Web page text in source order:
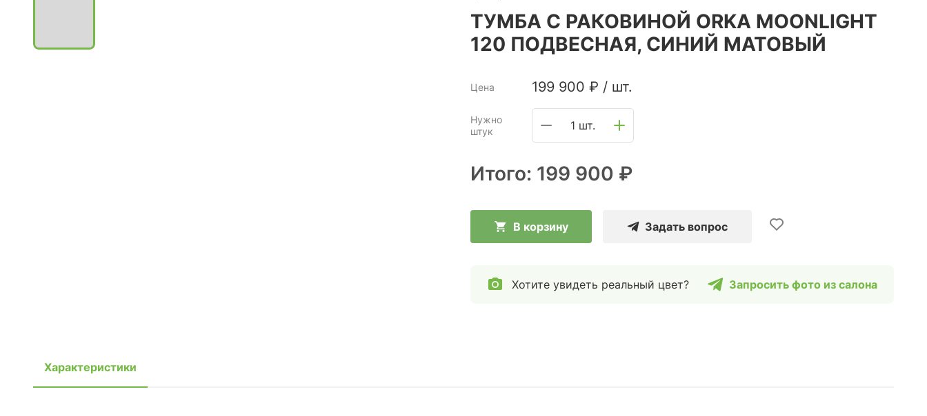
ТУМБА С РАКОВИНОЙ ORKA MOONLIGHT
120 ПОДВЕСНАЯ, СИНИЙ МАТОВЫЙ
Цена 199 900 ₽ / шт.
Нужно
штук
1 шт.
Итого: 199 900 ₽
В корзину Задать вопрос
Хотите увидеть реальный цвет? Запросить фото из салона
Характеристики